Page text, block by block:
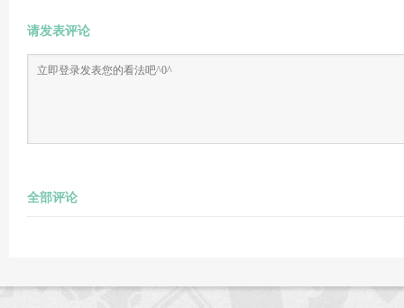
请发表评论
全部评论